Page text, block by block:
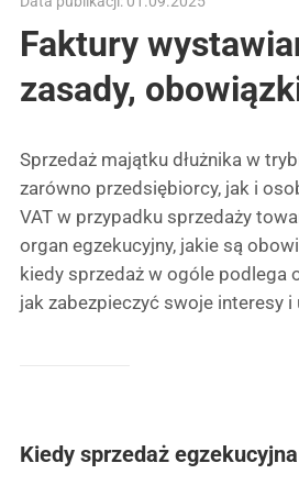
Faktury
zasady,
Sprzedaż majątku dłużnika w
zarówno przedsiębiorcy, jak i
VAT w przypadku sprzedaży
organ egzekucyjny, jakie są
kiedy sprzedaż w ogóle podlega
jak zabezpieczyć swoje interesy
Kiedy sprzedaż